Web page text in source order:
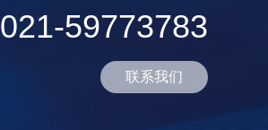
021-59773783
联系我们